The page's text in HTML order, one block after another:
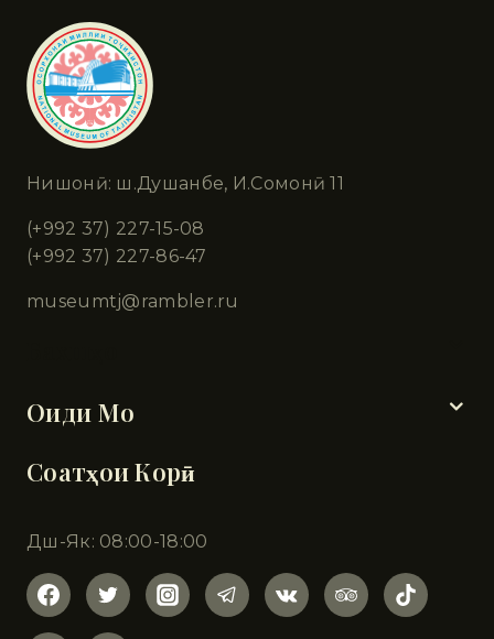
Нишонӣ: ш.Душанбе, И.Сомонӣ 11
(+992 37) 227-15-08
(+992 37) 227-86-47
museumtj@rambler.ru
Оиди Мо
Соатҳои Корӣ
Дш-Як: 08:00-18:00